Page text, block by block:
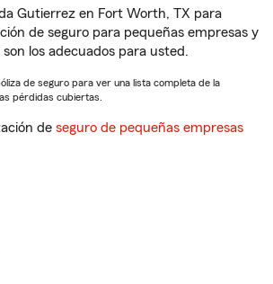
Gutierrez en Fort Worth, TX para
de seguro para pequeñas empresas y
los adecuados para usted.
de seguro para ver una lista completa de la
pérdidas cubiertas.
de seguro de pequeñas empresas